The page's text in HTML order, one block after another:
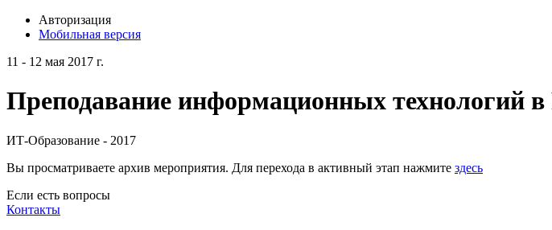
Авторизация
Мобильная версия
11 - 12 мая 2017 г.
Преподавание информационных технологий в
ИТ-Образование - 2017
Вы просматриваете архив мероприятия. Для перехода в активный этап нажмите здесь
Если есть вопросы
Контакты